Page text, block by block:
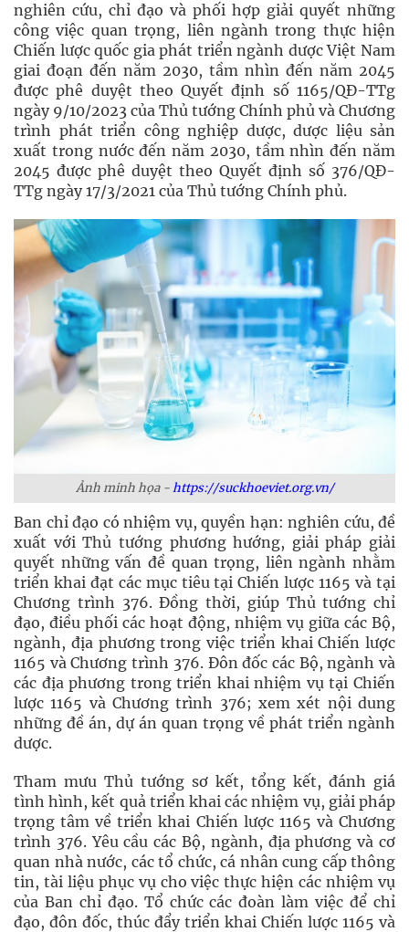
nghiên cứu, chỉ đạo và phối hợp giải quyết những
công việc quan trọng, liên ngành trong thực hiện
Chiến lược quốc gia phát triển ngành dược Việt Nam
giai đoạn đến năm 2030, tầm nhìn đến năm 2045
được phê duyệt theo Quyết định số 1165/QĐ-TTg
ngày 9/10/2023 của Thủ tướng Chính phủ và Chương
trình phát triển công nghiệp dược, dược liệu sản
xuất trong nước đến năm 2030, tầm nhìn đến năm
2045 được phê duyệt theo Quyết định số 376/QĐ-
TTg ngày 17/3/2021 của Thủ tướng Chính phủ.
Ảnh minh họa -https://suckhoeviet.org.vn/
Ban chỉ đạo có nhiệm vụ, quyền hạn: nghiên cứu, đề
xuất với Thủ tướng phương hướng, giải pháp giải
quyết những vấn đề quan trọng, liên ngành nhằm
triển khai đạt các mục tiêu tại Chiến lược 1165 và tại
Chương trình 376. Đồng thời, giúp Thủ tướng chỉ
đạo, điều phối các hoạt động, nhiệm vụ giữa các Bộ,
ngành, địa phương trong việc triển khai Chiến lược
1165 và Chương trình 376. Đôn đốc các Bộ, ngành và
các địa phương trong triển khai nhiệm vụ tại Chiến
lược 1165 và Chương trình 376; xem xét nội dung
những đề án, dự án quan trọng về phát triển ngành
dược.
Tham mưu Thủ tướng sơ kết, tổng kết, đánh giá
tình hình, kết quả triển khai các nhiệm vụ, giải pháp
trọng tâm về triển khai Chiến lược 1165 và Chương
trình 376. Yêu cầu các Bộ, ngành, địa phương và cơ
quan nhà nước, các tổ chức, cá nhân cung cấp thông
tin, tài liệu phục vụ cho việc thực hiện các nhiệm vụ
của Ban chỉ đạo. Tổ chức các đoàn làm việc để chỉ
đạo, đôn đốc, thúc đẩy triển khai Chiến lược 1165 và